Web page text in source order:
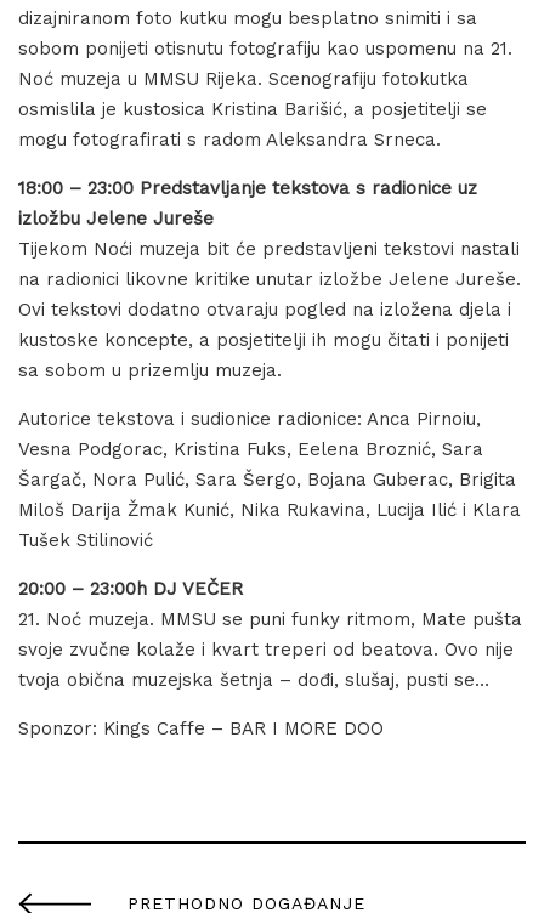
dizajniranom foto kutku mogu besplatno snimiti i sa
sobom ponijeti otisnutu fotografiju kao uspomenu na 21.
Noć muzeja u MMSU Rijeka. Scenografiju fotokutka
osmislila je kustosica Kristina Barišić, a posjetitelji se
mogu fotografirati s radom Aleksandra Srneca.
18:00 – 23:00 Predstavljanje tekstova s radionice uz
izložbu Jelene Jureše
Tijekom Noći muzeja bit će predstavljeni tekstovi nastali
na radionici likovne kritike unutar izložbe Jelene Jureše.
Ovi tekstovi dodatno otvaraju pogled na izložena djela i
kustoske koncepte, a posjetitelji ih mogu čitati i ponijeti
sa sobom u prizemlju muzeja.
Autorice tekstova i sudionice radionice: Anca Pirnoiu,
Vesna Podgorac, Kristina Fuks, Eelena Broznić, Sara
Šargač, Nora Pulić, Sara Šergo, Bojana Guberac, Brigita
Miloš Darija Žmak Kunić, Nika Rukavina, Lucija Ilić i Klara
Tušek Stilinović
20:00 – 23:00h DJ VEČER
21. Noć muzeja. MMSU se puni funky ritmom, Mate pušta
svoje zvučne kolaže i kvart treperi od beatova. Ovo nije
tvoja obična muzejska šetnja – dođi, slušaj, pusti se…
Sponzor: Kings Caffe – BAR I MORE DOO
PRETHODNO DOGAĐANJE